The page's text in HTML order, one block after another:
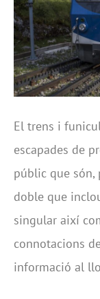
El trens i
escapades de
públic que són,
doble que
singular així
connotacions
informació al